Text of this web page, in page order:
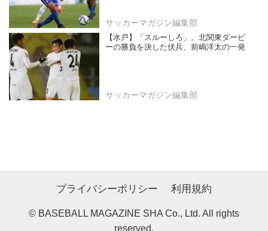
サッカーマガジン編集部
【水戸】「スルーしろ」。北関東ダービ
ーの勝負を決した伏兵、前嶋洋太の一発
サッカーマガジン編集部
プライバシーポリシー 利用規約
© BASEBALL MAGAZINE SHA Co., Ltd. All rights
reserved.